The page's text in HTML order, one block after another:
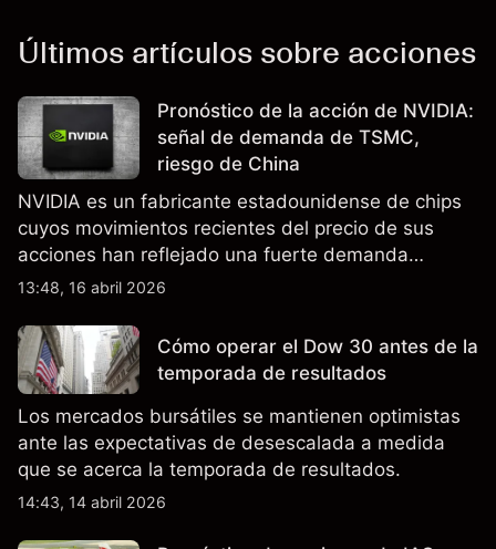
Últimos artículos sobre acciones
Pronóstico de la acción de NVIDIA:
señal de demanda de TSMC,
riesgo de China
NVIDIA es un fabricante estadounidense de chips
cuyos movimientos recientes del precio de sus
acciones han reflejado una fuerte demanda
relacionada con la IA, ingresos trimestrales récord
de exportación de EE.UU. que afectan las ventas
en China.
13:48, 16 abril 2026
Cómo operar el Dow 30 antes de la
temporada de resultados
Los mercados bursátiles se mantienen optimistas
ante las expectativas de desescalada a medida
que se acerca la temporada de resultados.
14:43, 14 abril 2026